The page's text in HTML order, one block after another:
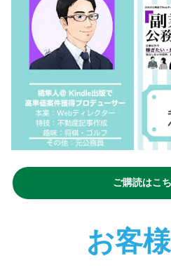
ご購読はこ
お客